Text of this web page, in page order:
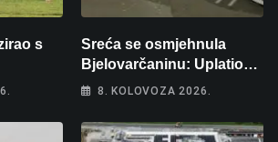
s
Sreća se osmjehnula
Bjelovarčaninu: Uplatio
samo 4 eura, a osvojio
8. KOLOVOZA 2026.